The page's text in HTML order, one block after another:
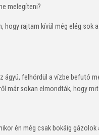
melegíteni?
rajtam kívül még elég
felhördül a vízbe befutó
már sokan elmondták, hogy
én még csak bokáig